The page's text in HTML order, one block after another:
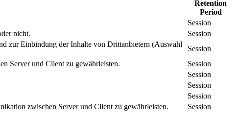
Retention
Period
Session
nicht.
Session
zur Einbindung der Inhalte von Drittanbietern (Auswahl
Session
Server und Client zu gewährleisten.
Session
Session
Session
Session
zwischen Server und Client zu gewährleisten.
Session